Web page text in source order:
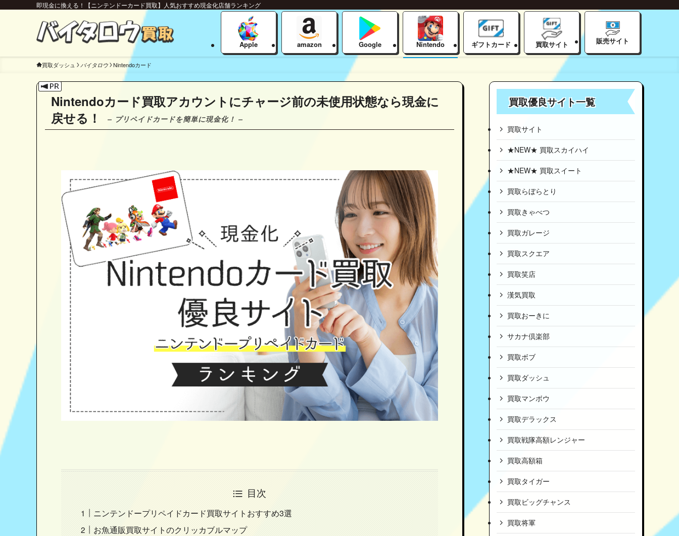
即現金に換える！【ニンテンドーカード買取】人気おすすめ現金化店舗ランキング
Apple amazon Google Nintendo ギフトカード 買取サイト 販売サイト
買取ダッシュ バイタロウ Nintendoカード
Nintendoカード買取アカウントにチャージ前の未使用状態なら現金に
戻せる！
– プリペイドカードを簡単に現金化！ –
目次
ニンテンドープリペイドカード買取サイトおすすめ3選
お魚通販買取サイトのクリッカブルマップ
買取優良サイト一覧
買取サイト
★NEW★ 買取スカイハイ
★NEW★ 買取スイート
買取らぼらとり
買取きゃべつ
買取ガレージ
買取スクエア
買取笑店
漢気買取
買取おーきに
サカナ倶楽部
買取ボブ
買取ダッシュ
買取マンボウ
買取デラックス
買取戦隊高額レンジャー
買取高額箱
買取タイガー
買取ビッグチャンス
買取将軍